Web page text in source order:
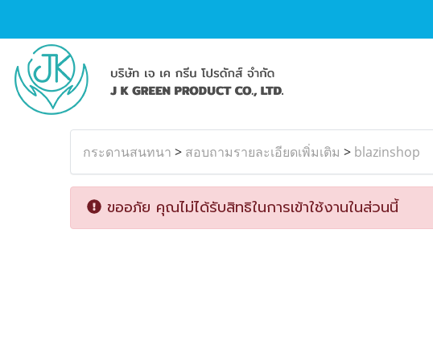
กระดานสนทนา > สอบถามรายละเอียดเพิ่มเติม > blazinshop
ขออภัย คุณไม่ได้รับสิทธิในการเข้าใช้งานในส่วนนี้